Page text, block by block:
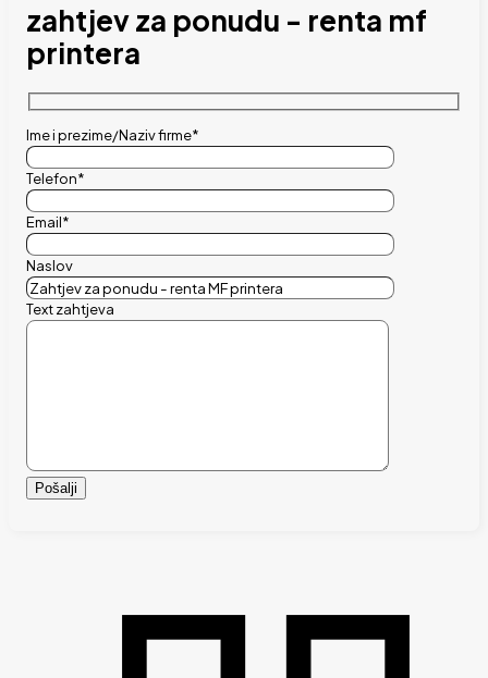
zahtjev za ponudu - renta mf
printera
Ime i prezime/Naziv firme*
Telefon*
Email*
Naslov
Text zahtjeva